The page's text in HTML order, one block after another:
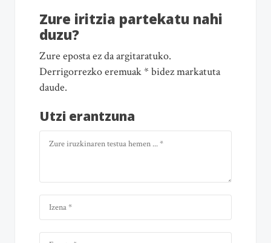
Zure iritzia partekatu nahi
duzu?
Zure eposta ez da argitaratuko.
Derrigorrezko eremuak * bidez markatuta
daude.
Utzi erantzuna